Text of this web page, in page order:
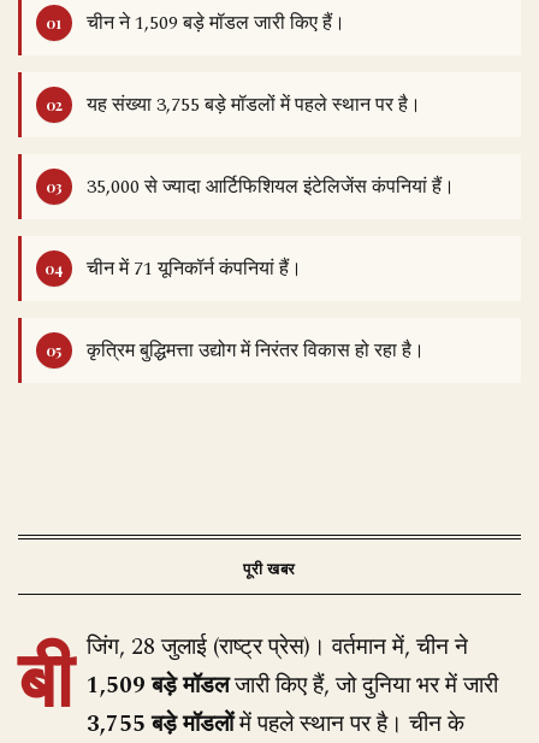
चीन ने 1,509 बड़े मॉडल जारी किए हैं।
यह संख्या 3,755 बड़े मॉडलों में पहले स्थान पर है।
35,000 से ज्यादा आर्टिफिशियल इंटेलिजेंस कंपनियां हैं।
चीन में 71 यूनिकॉर्न कंपनियां हैं।
कृत्रिम बुद्धिमत्ता उद्योग में निरंतर विकास हो रहा है।
बी जिंग, 28 जुलाई (राष्ट्र प्रेस)। वर्तमान में, चीन ने
1,509 बड़े मॉडलजारी किए हैं, जो दुनिया भर में जारी
3,755 बड़े मॉडलोंमें पहले स्थान पर है। चीन के